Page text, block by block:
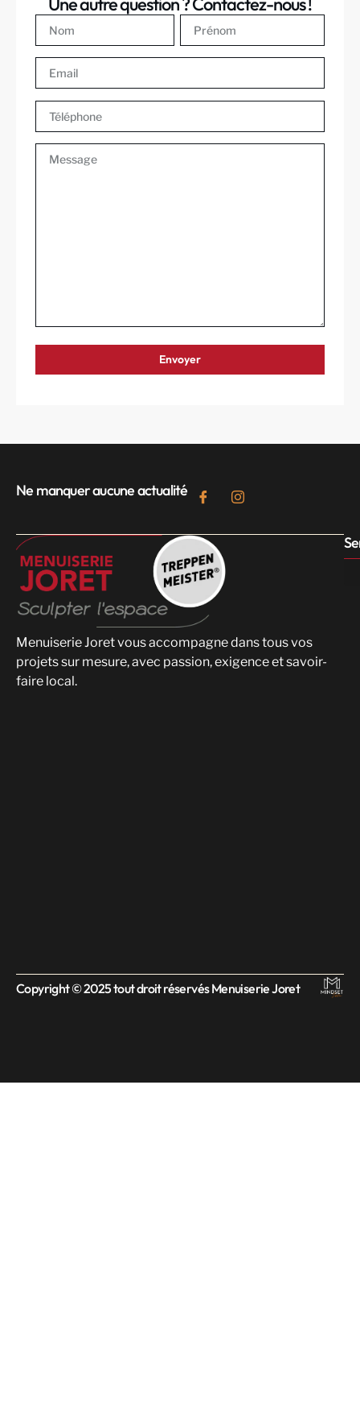
Ne manquer aucune actualité
Menuiserie Joret vous accompagne dans tous vos
projets sur mesure, avec passion, exigence et savoir-
faire local.
Copyright © 2025 tout droit réservés Menuiserie Joret